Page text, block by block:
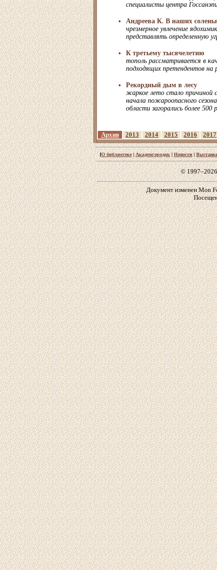
специалисты центра
Андреева К. В наших
чрезмерное увлечение
представлять определенную
К третьему тысячелетию
тополь рассматривается в
подходящих претендентов на
Рекордный дым в лесу
жаркое лето стало причиной
начала пожароопасного
области загорались более 500
Архив 2013 2014 2015 2016 2017
[О библиотеке|Академгородок|Новости|
©
Документ изменен Mon